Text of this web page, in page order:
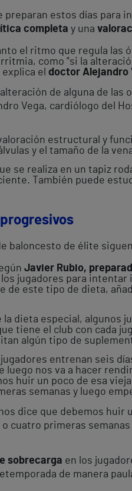
estos días para
completa y una
el ritmo que regula las
como "si la
el doctor Alejandro
de alguna de las
Vega, cardiólogo del
estructural y
y el tamaño de la
se realiza en un tapiz
También puede
baloncesto de élite
Javier Rubio,
los jugadores para
este tipo de dieta,
la dieta especial, algunos
tiene el club con cada
algún tipo de
entrenan seis
luego nos va a hacer
huir un poco de esa
semanas y luego
dice que debemos huir
primeras semanas
sobrecarga en los
de manera